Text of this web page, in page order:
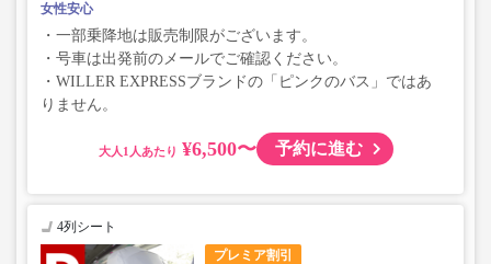
女性安心
・一部乗降地は販売制限がございます。
・号車は出発前のメールでご確認ください。
・WILLER EXPRESSブランドの「ピンクのバス」ではあ
りません。
大人 ¥6,500〜 予約に進む
プレミア割引
4列シート